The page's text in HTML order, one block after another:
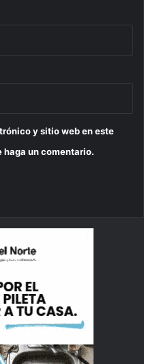
y sitio web en este
haga un comentario.